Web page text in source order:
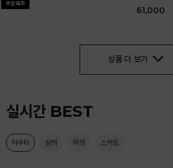
61,000
상품 더 보기
실시간 BEST
아우터 상의 하의 스커트